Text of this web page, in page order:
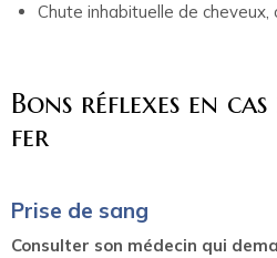
Chute inhabituelle de cheveux,
Bons réflexes en
fer
Prise de sang
Consulter son médecin qui